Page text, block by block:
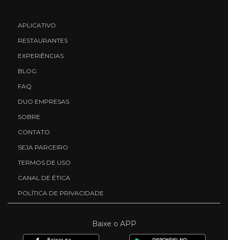
APLICATIVO
RESTAURANTES
EXPERIÊNCIAS
BLOG
FAQ
DUO EMPRESAS
SOBRE
CONTATO
SEJA PARCEIRO
TERMOS DE USO
CANAL DE ÉTICA
POLÍTICA DE PRIVACIDADE
Baixe o APP